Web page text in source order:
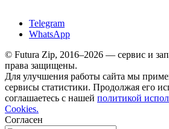
Telegram
WhatsApp
© Futura Zip, 2016–2026 — сервис и
права защищены.
Для улучшения работы сайта мы
сервисы статистики. Продолжая его
соглашаетесь с нашей политикой
Cookies.
Согласен